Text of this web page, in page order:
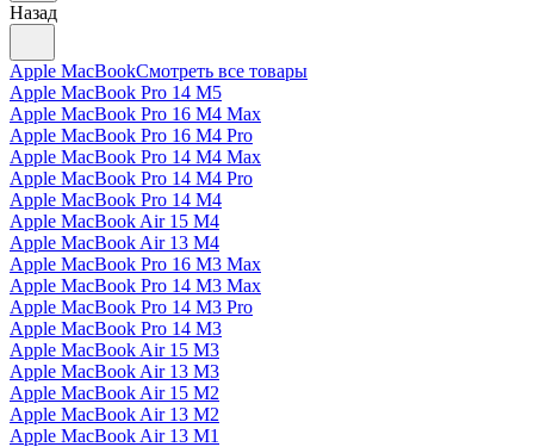
Назад
Apple MacBookСмотреть все товары
Apple MacBook Pro 14 M5
Apple MacBook Pro 16 M4 Max
Apple MacBook Pro 16 M4 Pro
Apple MacBook Pro 14 M4 Max
Apple MacBook Pro 14 M4 Pro
Apple MacBook Pro 14 M4
Apple MacBook Air 15 M4
Apple MacBook Air 13 M4
Apple MacBook Pro 16 M3 Max
Apple MacBook Pro 14 M3 Max
Apple MacBook Pro 14 M3 Pro
Apple MacBook Pro 14 M3
Apple MacBook Air 15 M3
Apple MacBook Air 13 M3
Apple MacBook Air 15 M2
Apple MacBook Air 13 M2
Apple MacBook Air 13 M1